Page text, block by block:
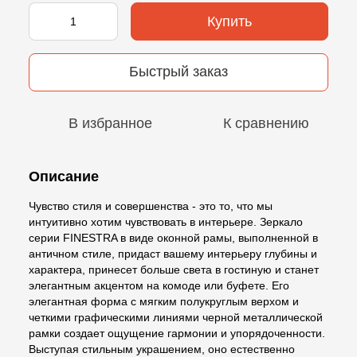
Купить
Быстрый заказ
В избранное К сравнению
Описание
Чувство стиля и совершенства - это то, что мы
интуитивно хотим чувствовать в интерьере. Зеркало
серии FINESTRA в виде оконной рамы, выполненной в
античном стиле, придаст вашему интерьеру глубины и
характера, принесет больше света в гостиную и станет
элегантным акцентом на комоде или буфете. Его
элегантная форма с мягким полукруглым верхом и
четкими графическими линиями черной металлической
рамки создает ощущение гармонии и упорядоченности.
Выступая стильным украшением, оно естественно